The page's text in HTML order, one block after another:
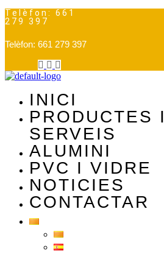
Telèfon: 661
279 397
Telèfon: 661 279 397
INICI
PRODUCTES I
SERVEIS
ALUMINI
PVC I VIDRE
NOTICIES
CONTACTAR